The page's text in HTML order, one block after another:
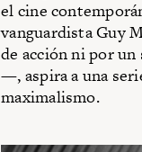
el cine
vanguardista Guy
de acción ni por
—, aspira a una
maximalismo.